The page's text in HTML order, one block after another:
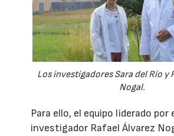
Los investigadores Sara del Río y
Nogal.
Para ello, el equipo liderado por
investigador Rafael Álvarez